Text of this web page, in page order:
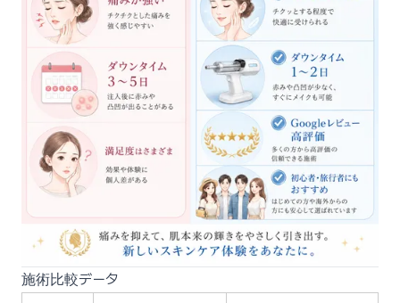
施術比較データ